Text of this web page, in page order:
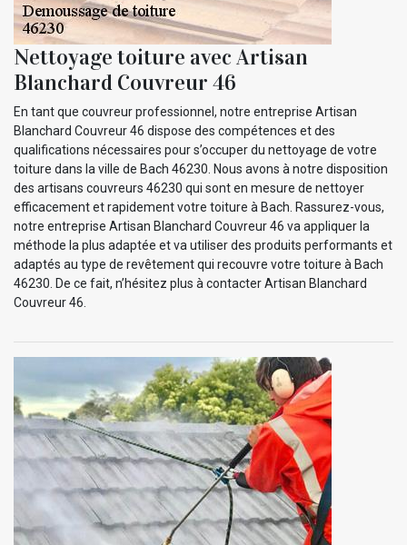
Nettoyage toiture avec Artisan
Blanchard Couvreur 46
En tant que couvreur professionnel, notre entreprise Artisan
Blanchard Couvreur 46 dispose des compétences et des
qualifications nécessaires pour s’occuper du nettoyage de votre
toiture dans la ville de Bach 46230. Nous avons à notre disposition
des artisans couvreurs 46230 qui sont en mesure de nettoyer
efficacement et rapidement votre toiture à Bach. Rassurez-vous,
notre entreprise Artisan Blanchard Couvreur 46 va appliquer la
méthode la plus adaptée et va utiliser des produits performants et
adaptés au type de revêtement qui recouvre votre toiture à Bach
46230. De ce fait, n’hésitez plus à contacter Artisan Blanchard
Couvreur 46.